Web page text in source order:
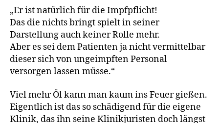
„Er ist natürlich für die Impfpflicht!
Das die nichts bringt spielt in seiner
Darstellung auch keiner Rolle mehr.
Aber es sei dem Patienten ja nicht vermittelbar
dieser sich von ungeimpften Personal
versorgen lassen müsse.“
Viel mehr Öl kann man kaum ins Feuer gießen.
Eigentlich ist das so schädigend für die eigene
Klinik, das ihn seine Klinikjuristen doch längst